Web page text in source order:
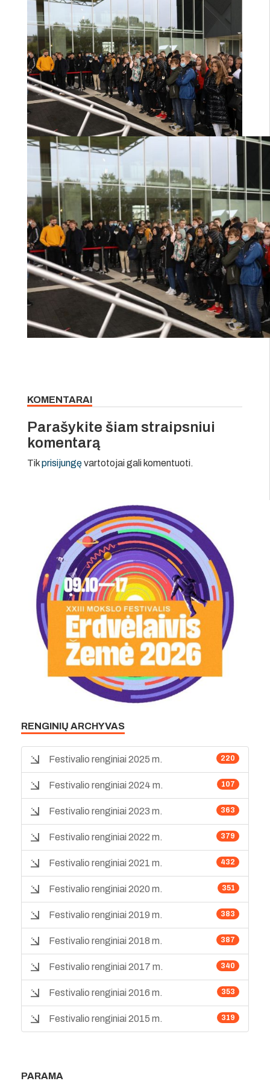
KOMENTARAI
Parašykite šiam straipsniui
komentarą
Tikprisijungęvartotojai gali komentuoti.
RENGINIŲ ARCHYVAS
220
Festivalio renginiai 2025 m.
107
Festivalio renginiai 2024 m.
363
Festivalio renginiai 2023 m.
379
Festivalio renginiai 2022 m.
432
Festivalio renginiai 2021 m.
351
Festivalio renginiai 2020 m.
383
Festivalio renginiai 2019 m.
387
Festivalio renginiai 2018 m.
340
Festivalio renginiai 2017 m.
353
Festivalio renginiai 2016 m.
319
Festivalio renginiai 2015 m.
PARAMA